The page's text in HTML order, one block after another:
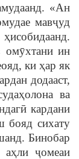
«Ан
мавҷуд
омӯхтани ин
ки ҳар як
додааст,
ва
кардани
бояд сихату
Бинобар
ҷомеаи